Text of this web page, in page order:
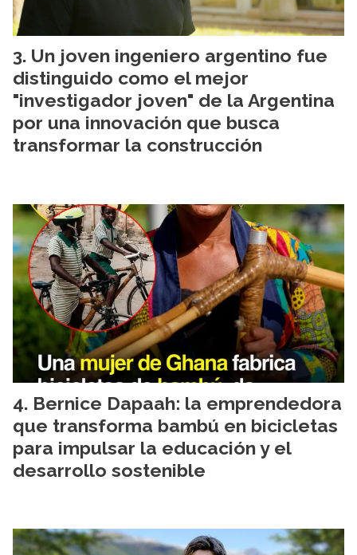
Un joven ingeniero argentino fue
distinguido como el mejor
"investigador joven" de la Argentina
por una innovación que busca
transformar la construcción
Bernice Dapaah: la emprendedora
que transforma bambú en bicicletas
para impulsar la educación y el
desarrollo sostenible